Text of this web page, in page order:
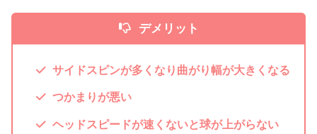
デメリット
サイドスピンが多くなり曲がり幅が大きくなる
つかまりが悪い
ヘッドスピードが速くないと球が上がらない